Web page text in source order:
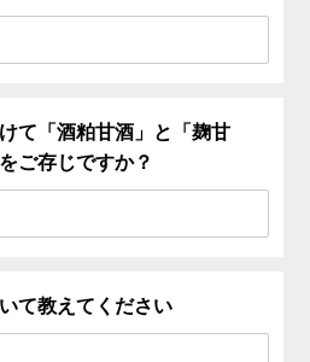
て「酒粕甘酒」と「麹甘
ご存じですか？
て教えてください